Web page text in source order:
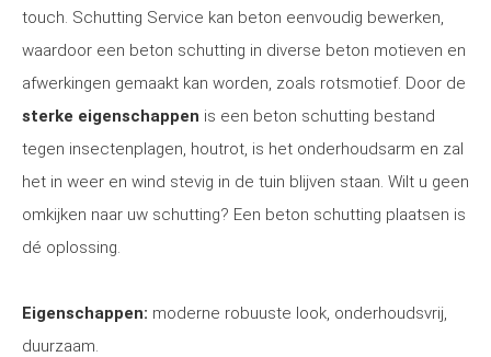
touch. Schutting Service kan beton eenvoudig bewerken,
waardoor een beton schutting in diverse beton motieven en
afwerkingen gemaakt kan worden, zoals rotsmotief. Door de
sterke eigenschappen is een beton schutting bestand
tegen insectenplagen, houtrot, is het onderhoudsarm en zal
het in weer en wind stevig in de tuin blijven staan. Wilt u geen
omkijken naar uw schutting? Een beton schutting plaatsen is
dé oplossing.
Eigenschappen: moderne robuuste look, onderhoudsvrij,
duurzaam.